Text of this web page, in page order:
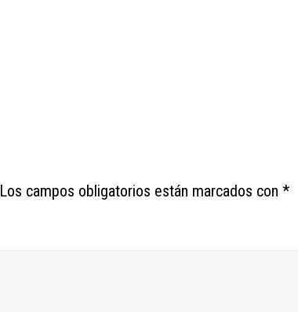
Los campos obligatorios están marcados con *